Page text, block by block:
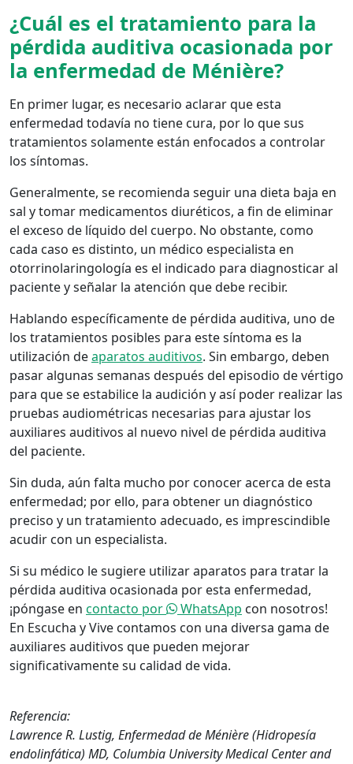
¿Cuál es el tratamiento para la
pérdida auditiva ocasionada por
la enfermedad de Ménière?
En primer lugar, es necesario aclarar que esta
enfermedad todavía no tiene cura, por lo que sus
tratamientos solamente están enfocados a controlar
los síntomas.
Generalmente, se recomienda seguir una dieta baja en
sal y tomar medicamentos diuréticos, a fin de eliminar
el exceso de líquido del cuerpo. No obstante, como
cada caso es distinto, un médico especialista en
otorrinolaringología es el indicado para diagnosticar al
paciente y señalar la atención que debe recibir.
Hablando específicamente de pérdida auditiva, uno de
los tratamientos posibles para este síntoma es la
utilización deaparatos auditivos. Sin embargo, deben
pasar algunas semanas después del episodio de vértigo
para que se estabilice la audición y así poder realizar las
pruebas audiométricas necesarias para ajustar los
auxiliares auditivos al nuevo nivel de pérdida auditiva
del paciente.
Sin duda, aún falta mucho por conocer acerca de esta
enfermedad; por ello, para obtener un diagnóstico
preciso y un tratamiento adecuado, es imprescindible
acudir con un especialista.
Si su médico le sugiere utilizar aparatos para tratar la
pérdida auditiva ocasionada por esta enfermedad,
¡póngase en contacto por WhatsApp con nosotros!
En Escucha y Vive contamos con una diversa gama de
auxiliares auditivos que pueden mejorar
significativamente su calidad de vida.
Referencia:
Lawrence R. Lustig, Enfermedad de Ménière (Hidropesía
endolinfática) MD, Columbia University Medical Center and